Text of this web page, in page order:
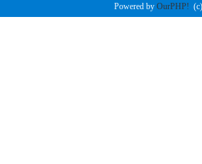
Powered by OurPHP!